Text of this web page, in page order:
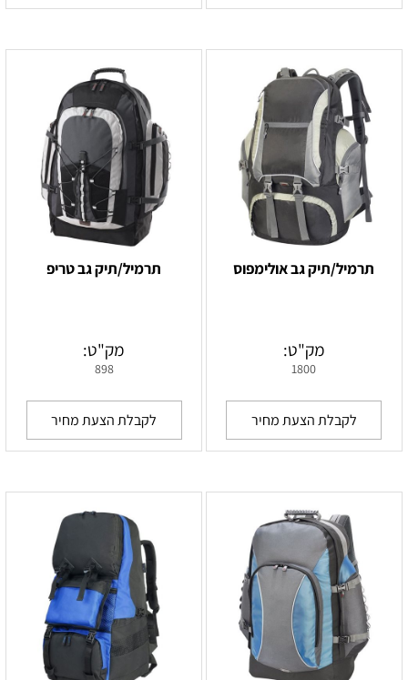
תרמיל/תיק גב אולימפוס
מק"ט:
1800
לקבלת הצעת מחיר
תרמיל/תיק גב טריפ
מק"ט:
898
לקבלת הצעת מחיר